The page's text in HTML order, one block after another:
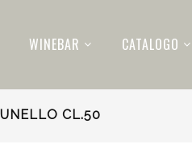
WINEBAR CATALOGO
CL.50